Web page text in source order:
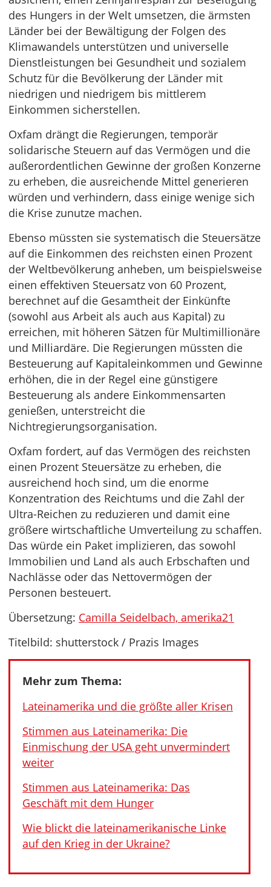
des Hungers in der Welt umsetzen, die ärmsten
Länder bei der Bewältigung der Folgen des
Klimawandels unterstützen und universelle
Dienstleistungen bei Gesundheit und sozialem
Schutz für die Bevölkerung der Länder mit
niedrigen und niedrigem bis mittlerem
Einkommen sicherstellen.
Oxfam drängt die Regierungen, temporär
solidarische Steuern auf das Vermögen und die
außerordentlichen Gewinne der großen Konzerne
zu erheben, die ausreichende Mittel generieren
würden und verhindern, dass einige wenige sich
die Krise zunutze machen.
Ebenso müssten sie systematisch die Steuersätze
auf die Einkommen des reichsten einen Prozent
der Weltbevölkerung anheben, um beispielsweise
einen effektiven Steuersatz von 60 Prozent,
berechnet auf die Gesamtheit der Einkünfte
(sowohl aus Arbeit als auch aus Kapital) zu
erreichen, mit höheren Sätzen für Multimillionäre
und Milliardäre. Die Regierungen müssten die
Besteuerung auf Kapitaleinkommen und Gewinne
erhöhen, die in der Regel eine günstigere
Besteuerung als andere Einkommensarten
genießen, unterstreicht die
Nichtregierungsorganisation.
Oxfam fordert, auf das Vermögen des reichsten
einen Prozent Steuersätze zu erheben, die
ausreichend hoch sind, um die enorme
Konzentration des Reichtums und die Zahl der
Ultra-Reichen zu reduzieren und damit eine
größere wirtschaftliche Umverteilung zu schaffen.
Das würde ein Paket implizieren, das sowohl
Immobilien und Land als auch Erbschaften und
Nachlässe oder das Nettovermögen der
Personen besteuert.
Übersetzung: Camilla Seidelbach, amerika21
Titelbild: shutterstock / Prazis Images
Mehr zum Thema:
Lateinamerika und die größte aller Krisen
Stimmen aus Lateinamerika: Die
Einmischung der USA geht unvermindert
weiter
Stimmen aus Lateinamerika: Das
Geschäft mit dem Hunger
Wie blickt die lateinamerikanische Linke
auf den Krieg in der Ukraine?